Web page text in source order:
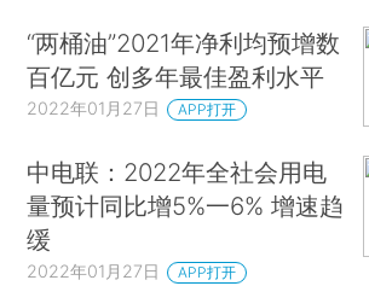
“两桶油”2021年净利均预增数
百亿元 创多年最佳盈利水平
2022年01月27日 APP打开
中电联：2022年全社会用电
量预计同比增5%一6% 增速趋
缓
2022年01月27日 APP打开